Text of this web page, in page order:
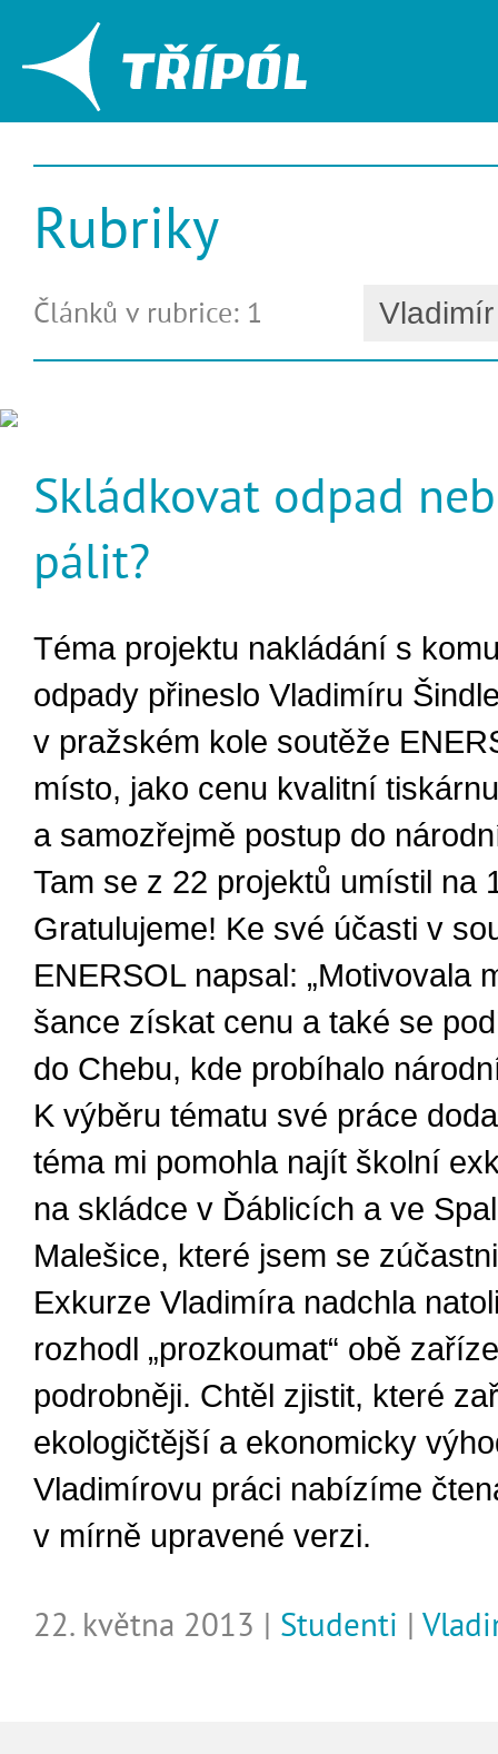
Rubriky
Článků v rubrice: 1
Skládkovat odpad
pálit?
Téma projektu nakládání s
odpady přineslo Vladimíru
v pražském kole soutěže
místo, jako cenu kvalitní tiskárnu
a samozřejmě postup do
Tam se z 22 projektů umístil na
Gratulujeme! Ke své účasti v
ENERSOL napsal: „Motivovala
šance získat cenu a také se
do Chebu, kde probíhalo
K výběru tématu své práce
téma mi pomohla najít školní
na skládce v Ďáblicích a ve
Malešice, které jsem se
Exkurze Vladimíra nadchla
rozhodl „prozkoumat“ obě
podrobněji. Chtěl zjistit, které
ekologičtější a ekonomicky
Vladimírovu práci nabízíme
v mírně upravené verzi.
22. května 2013 | Studenti |